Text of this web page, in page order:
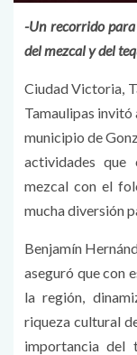
-Un recorrido
del mezcal y del
Ciudad Victoria,
Tamaulipas invitó
municipio de
actividades
mezcal con el
mucha diversión
Benjamín
aseguró que con
la región,
riqueza cultural
importancia del